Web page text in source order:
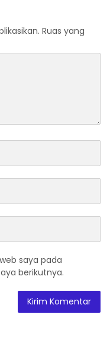
Ruas yang
saya pada
berikutnya.